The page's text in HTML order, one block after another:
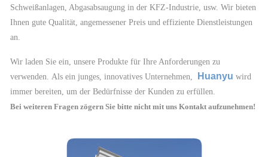
Schweißanlagen, Abgasabsaugung in der KFZ-Industrie, usw. Wir bieten
Ihnen gute Qualität, angemessener Preis und effiziente Dienstleistungen
an.
Wir laden Sie ein, unsere Produkte für Ihre Anforderungen zu
verwenden. Als ein junges, innovatives Unternehmen, Huanyu wird
immer bereiten, um der Bedürfnisse der Kunden zu erfüllen.
Bei weiteren Fragen zögern Sie bitte nicht mit uns Kontakt aufzunehmen!